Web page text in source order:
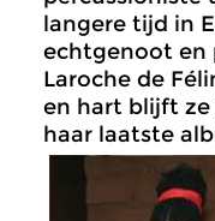
langere tijd in
echtgenoot en
Laroche de
en hart blijft ze
haar laatste